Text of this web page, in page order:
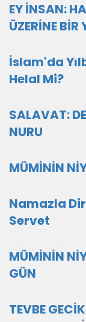
EY İNSAN:
ÜZERİNE BİR
İslam'da
Helal Mi?
SALAVAT:
NURU
MÜMİNİN
Namazla
Servet
MÜMİNİN
GÜN
TEVBE